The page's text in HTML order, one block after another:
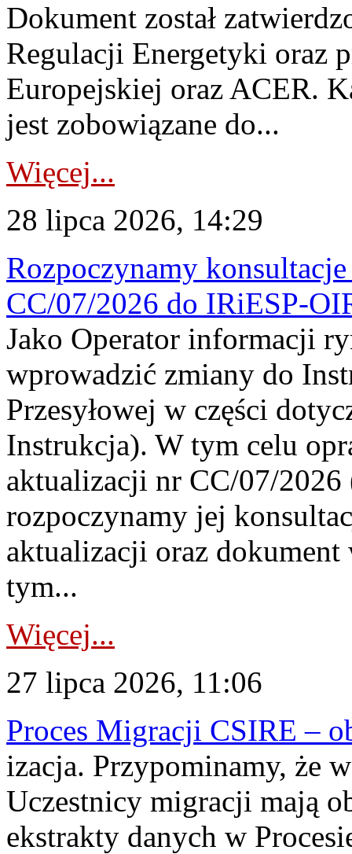
Dokument został
Regulacji Energetyki oraz
Europejskiej oraz ACER.
jest zobowiązane do...
Więcej...
28 lipca 2026, 14:29
Rozpoczynamy
CC/07/2026 do IRiESP-
Jako Operator informacji
wprowadzić zmiany do
Przesyłowej w części
Instrukcja). W tym celu
aktualizacji nr CC/07/
rozpoczynamy jej
aktualizacji oraz
tym...
Więcej...
27 lipca 2026, 11:06
Proces Migracji CSIRE –
izacja. Przypominamy, że
Uczestnicy migracji mają
ekstrakty danych w